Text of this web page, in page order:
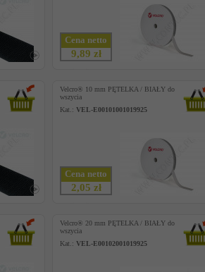
Cena netto
9,89 zł
Velcro® 10 mm PĘTELKA / BIAŁY do
wszycia
Kat.: VEL-E00101001019925
Cena netto
2,05 zł
Velcro® 20 mm PĘTELKA / BIAŁY do
wszycia
Kat.: VEL-E00102001019925